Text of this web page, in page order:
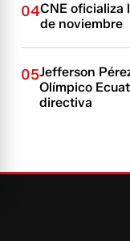
04CNE oficializa
de noviembre
05Jefferson
Olímpico
directiva